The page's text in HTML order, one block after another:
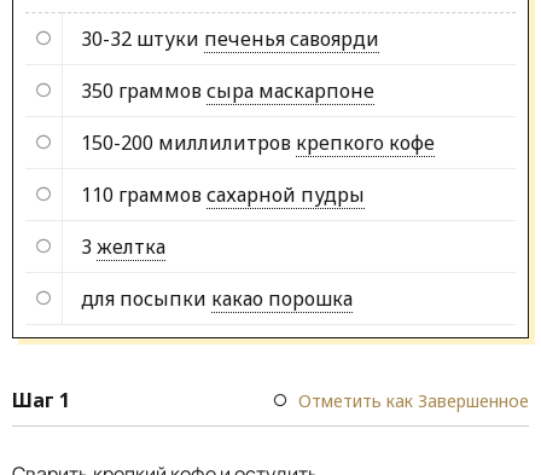
30-32 штуки печенья савоярди
350 граммовсыра маскарпоне
150-200 миллилитров крепкого кофе
110 граммовсахарной пудры
3 желтка
для посыпки какао порошка
Шаг 1 Отметить как Завершенное